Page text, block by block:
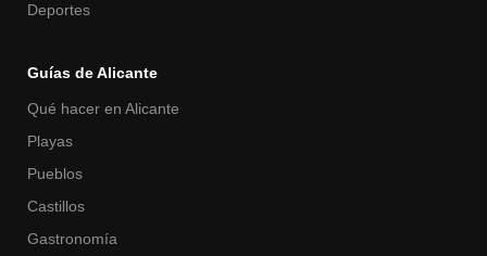
Deportes
Guías de Alicante
Qué hacer en Alicante
Playas
Pueblos
Castillos
Gastronomía